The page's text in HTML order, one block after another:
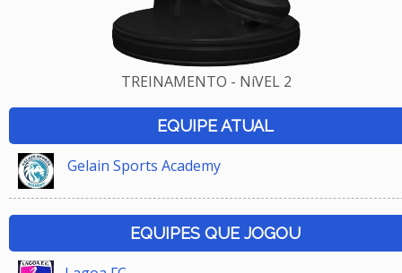
TREINAMENTO - NíVEL 2
EQUIPE ATUAL
Gelain Sports Academy
EQUIPES QUE JOGOU